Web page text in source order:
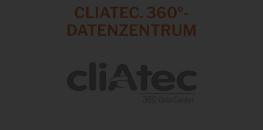
CLIATEC. 360º-
DATENZENTRUM